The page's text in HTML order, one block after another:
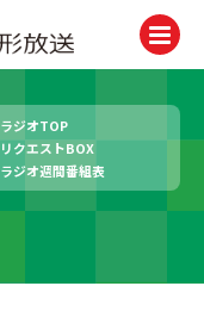
ラジオTOP
リクエストBOX
ラジオ週間番組表